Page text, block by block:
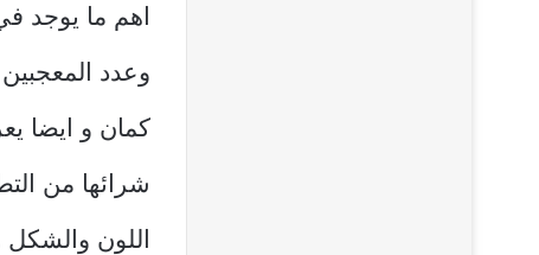
وعدد
كمان و ايضا
شرائها من
اللون